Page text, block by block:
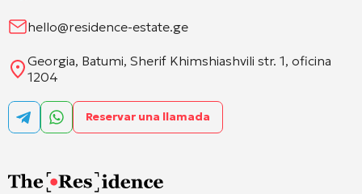
hello@residence-estate.ge
Georgia, Batumi, Sherif Khimshiashvili str. 1, oficina
1204
Reservar una llamada